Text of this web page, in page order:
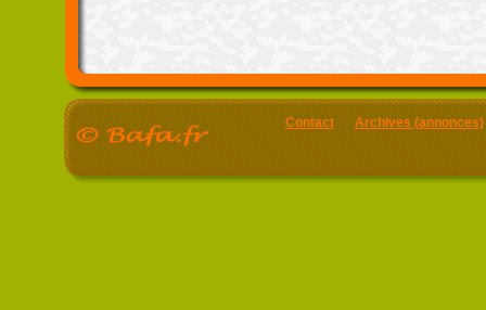
Contact Archives (annonces)